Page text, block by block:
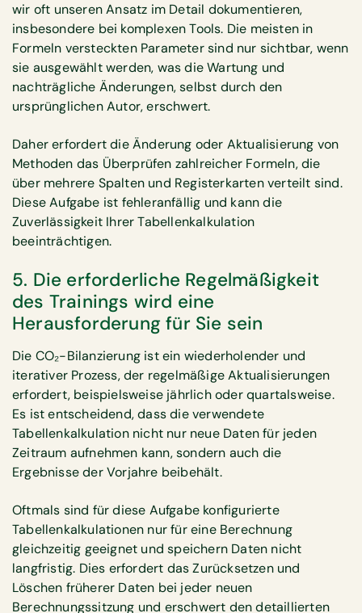
wir oft unseren Ansatz im Detail dokumentieren,
insbesondere bei komplexen Tools. Die meisten in
Formeln versteckten Parameter sind nur sichtbar, wenn
sie ausgewählt werden, was die Wartung und
nachträgliche Änderungen, selbst durch den
ursprünglichen Autor, erschwert.
Daher erfordert die Änderung oder Aktualisierung von
Methoden das Überprüfen zahlreicher Formeln, die
über mehrere Spalten und Registerkarten verteilt sind.
Diese Aufgabe ist fehleranfällig und kann die
Zuverlässigkeit Ihrer Tabellenkalkulation
beeinträchtigen.
5. Die erforderliche Regelmäßigkeit
des Trainings wird eine
Herausforderung für Sie sein
Die CO₂-Bilanzierung ist ein wiederholender und
iterativer Prozess, der regelmäßige Aktualisierungen
erfordert, beispielsweise jährlich oder quartalsweise.
Es ist entscheidend, dass die verwendete
Tabellenkalkulation nicht nur neue Daten für jeden
Zeitraum aufnehmen kann, sondern auch die
Ergebnisse der Vorjahre beibehält.
Oftmals sind für diese Aufgabe konfigurierte
Tabellenkalkulationen nur für eine Berechnung
gleichzeitig geeignet und speichern Daten nicht
langfristig. Dies erfordert das Zurücksetzen und
Löschen früherer Daten bei jeder neuen
Berechnungssitzung und erschwert den detaillierten